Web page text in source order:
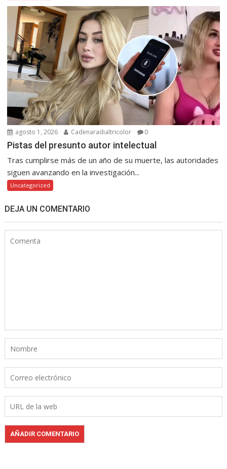
agosto 1, 2026 Cadenaradialtricolor 0
Pistas del presunto autor intelectual
Tras cumplirse más de un año de su muerte, las autoridades
siguen avanzando en la investigación...
Uncategorized
DEJA UN COMENTARIO